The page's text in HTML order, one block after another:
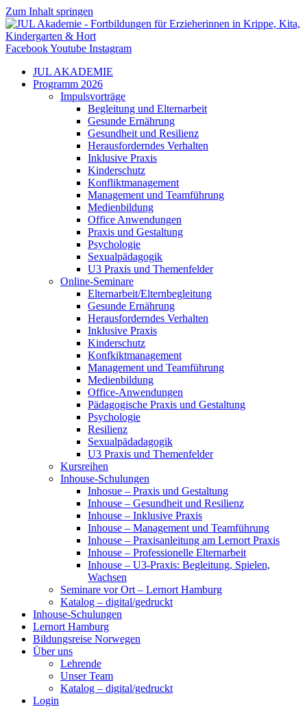
Zum Inhalt springen
FacebookYoutube Instagram
JUL AKADEMIE
Programm 2026
Impulsvorträge
Begleitung und Elternarbeit
Gesunde Ernährung
Gesundheit und Resilienz
Herausforderndes Verhalten
Inklusive Praxis
Kinderschutz
Konfliktmanagement
Management und Teamführung
Medienbildung
Office Anwendungen
Praxis und Gestaltung
Psychologie
Sexualpädagogik
U3 Praxis und Themenfelder
Online-Seminare
Elternarbeit/Elternbegleitung
Gesunde Ernährung
Herausforderndes Verhalten
Inklusive Praxis
Kinderschutz
Konfkiktmanagement
Management und Teamführung
Medienbildung
Office-Anwendungen
Pädagogische Praxis und Gestaltung
Psychologie
Resilienz
Sexualpädadagogik
U3 Praxis und Themenfelder
Kursreihen
Inhouse-Schulungen
Inhosue – Praxis und Gestaltung
Inhouse – Gesundheit und Resilienz
Inhouse – Inklusive Praxis
Inhouse – Management und Teamführung
Inhouse – Praxisanleitung am Lernort Praxis
Inhouse – Professionelle Elternarbeit
Inhouse – U3-Praxis: Begleitung, Spielen,
Wachsen
Seminare vor Ort – Lernort Hamburg
Katalog – digital/gedruckt
Inhouse-Schulungen
Lernort Hamburg
Bildungsreise Norwegen
Über uns
Lehrende
Unser Team
Katalog – digital/gedruckt
Login